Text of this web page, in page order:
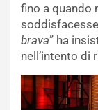
fino a quando
brava” ha
nell’intento di